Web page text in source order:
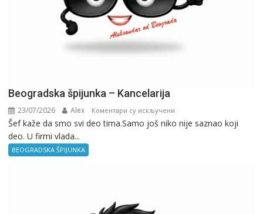
Beogradska špijunka – Kancelarija
23/07/2026 Alex Коментари су искључени
Beogradska
Šef kaže da smo svi deo tima.Samo još niko nije saznao koji
deo. U firmi vlada...
BEOGRADSKA ŠPIJUNKA